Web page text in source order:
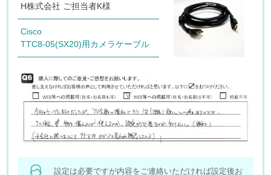
H株式会社 ご担当者K様
Cisco
TTC8-05(SX20)用カメラケーブル
設定は必要ですが内容をご連絡いただければ設定後お